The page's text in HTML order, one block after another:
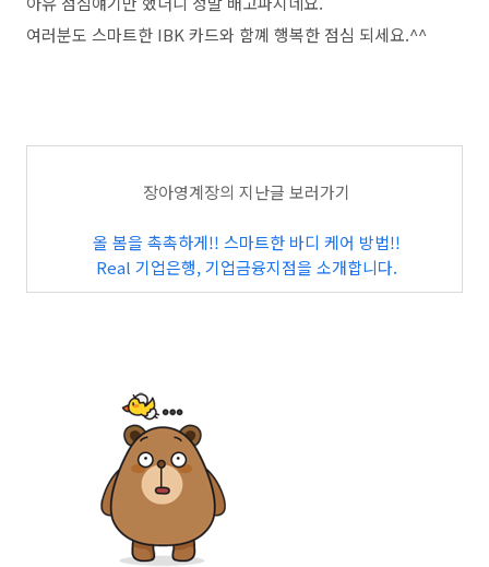
여러분도 스마트한 IBK 카드와 함꼐 행복한 점심 되세요.^^
장아영계장의 지난글 보러가기
올 봄을 촉촉하게!! 스마트한 바디 케어 방법!!
Real 기업은행, 기업금융지점을 소개합니다.